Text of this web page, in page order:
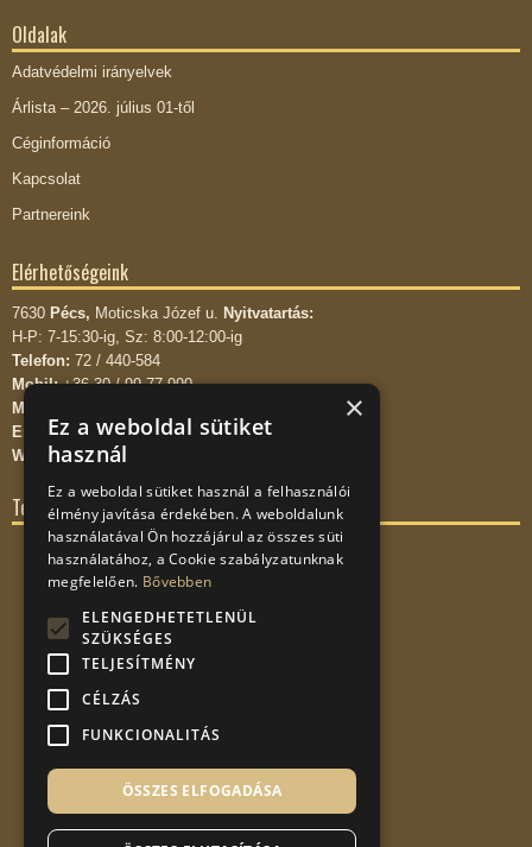
Oldalak
Adatvédelmi irányelvek
Árlista – 2026. július 01-től
Céginformáció
Kapcsolat
Partnereink
Elérhetőségeink
7630 Pécs, Moticska Józef u. Nyitvatartás:
H-P: 7-15:30-ig, Sz: 8:00-12:00-ig
Telefon: 72 / 440-584
Mobil:+36-30 / 99-77-990
Mobil:
Email:info kukac pinterkontener.hu
WEB:www.pinterkontener.hu
Térkép
×
Ez a weboldal sütiket
használ
Ez a weboldal sütiket használ a felhasználói
élmény javítása érdekében. A weboldalunk
használatával Ön hozzájárul az összes süti
használatához, a Cookie szabályzatunknak
megfelelően. Bővebben
ELENGEDHETETLENÜL
SZÜKSÉGES
TELJESÍTMÉNY
CÉLZÁS
FUNKCIONALITÁS
ÖSSZES ELFOGADÁSA